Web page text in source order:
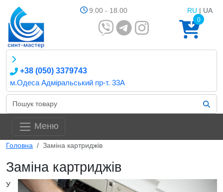
9.00 - 18.00 RU | UA
0
+38 (050) 3379743
м.Одеса Адміральський пр-т. 33А
Меню
Головна Заміна картриджів
Заміна картриджів
У